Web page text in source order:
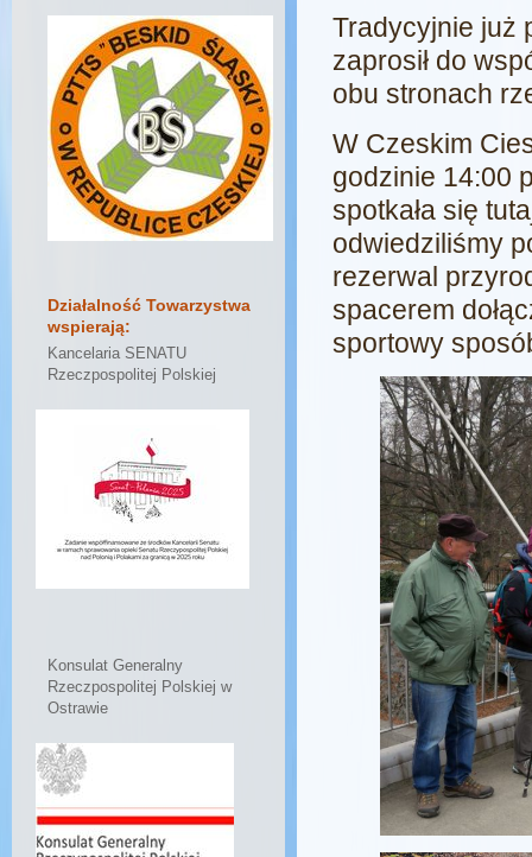
Tradycyjnie już
zaprosił do
obu stronach
W Czeskim
godzinie 14:00
spotkała się
odwiedziliśmy
rezerwal
spacerem
sportowy
Działalność Towarzystwa
wspierają:
Kancelaria SENATU
Rzeczpospolitej Polskiej
Konsulat Generalny
Rzeczpospolitej Polskiej w
Ostrawie